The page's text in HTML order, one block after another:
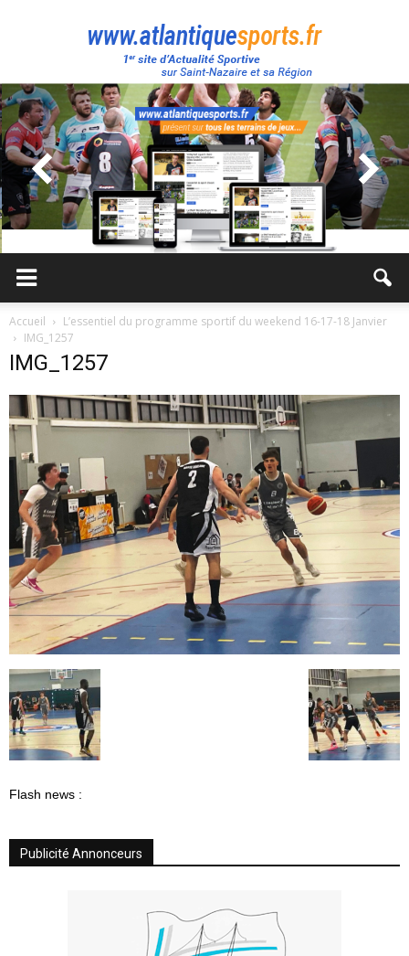
Atlantique
Sport
Accueil
L’essentiel du programme sportif du weekend 16-17-18 Janvier
IMG_1257
IMG_1257
Flash news :
Publicité Annonceurs